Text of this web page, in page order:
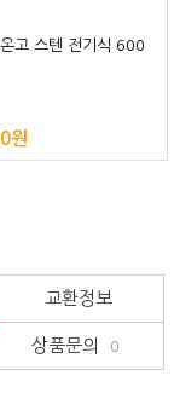
공기밥 보온고 80인분
교환정보
상품문의 0